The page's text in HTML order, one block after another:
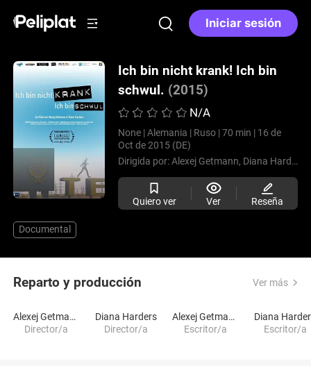
Iniciar sesión
Ich bin nicht krank! Ich bin
schwul. (2015)
N/A
None | Alemania | Ruso | 70 min | 16 de
Oct de 2015 (DE)
Dirigida por:Alexej Getmann, Diana Harders
Quiero ver Ver Reseña
Documental
Reparto y producción Ver más
Alexej Getmann
Director/a
Diana Harders
Director/a
Alexej Getmann
Escritor/a
Diana
Escritor/a